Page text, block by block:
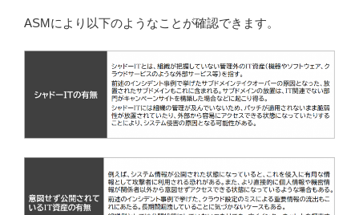
ASMにより以下のようなことが確認できます。